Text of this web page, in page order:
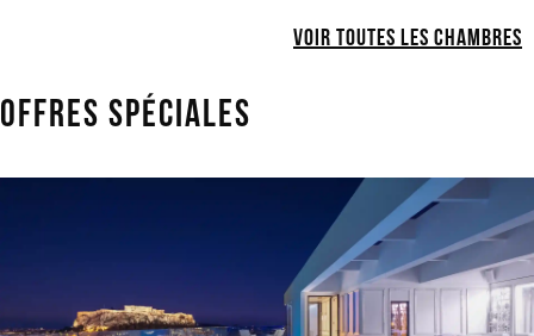
VOIR TOUTES LES CHAMBRES
OFFRES SPÉCIALES